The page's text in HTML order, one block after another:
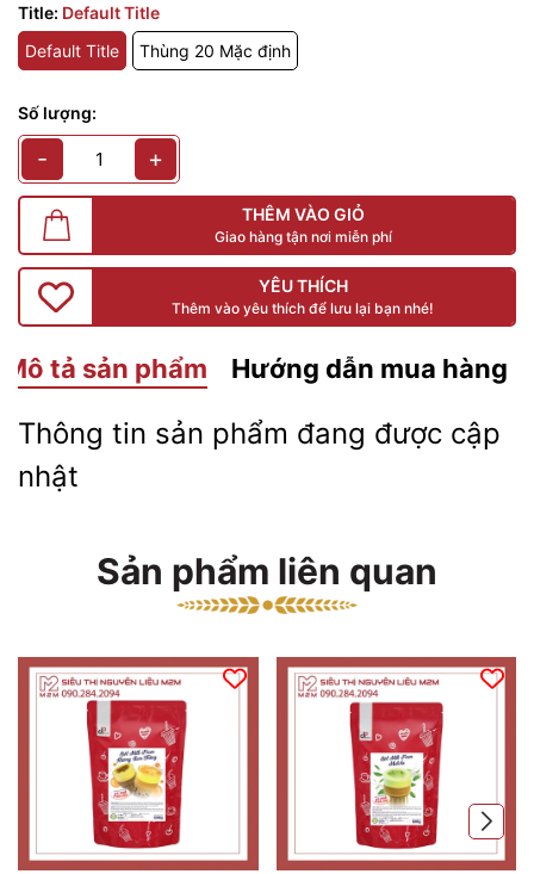
Title: Default Title
Default Title
Thùng 20 Mặc định
Số lượng:
- +
THÊM VÀO GIỎ
Giao hàng tận nơi miễn phí
YÊU THÍCH
Thêm vào yêu thích để lưu lại bạn nhé!
Mô tả sản phẩm Hướng dẫn mua hàng
Thông tin sản phẩm đang được cập
nhật
Sản phẩm liên quan